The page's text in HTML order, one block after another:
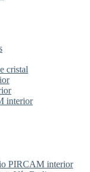
cristal
interior
PIRCAM interior